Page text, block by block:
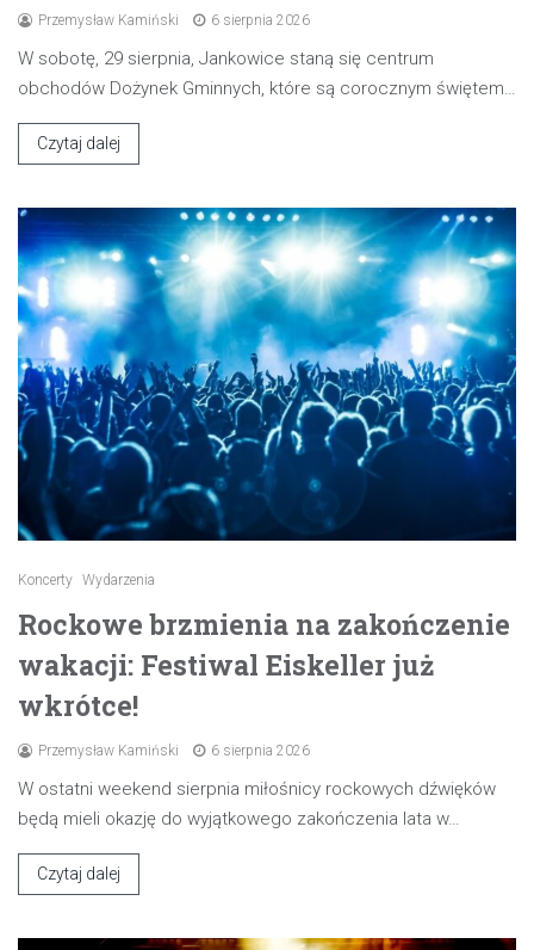
Przemysław Kamiński 6 sierpnia 2026
W sobotę, 29 sierpnia, Jankowice staną się centrum
obchodów Dożynek Gminnych, które są corocznym świętem…
Czytaj dalej
Koncerty Wydarzenia
Rockowe brzmienia na zakończenie
wakacji: Festiwal Eiskeller już
wkrótce!
Przemysław Kamiński 6 sierpnia 2026
W ostatni weekend sierpnia miłośnicy rockowych dźwięków
będą mieli okazję do wyjątkowego zakończenia lata w…
Czytaj dalej